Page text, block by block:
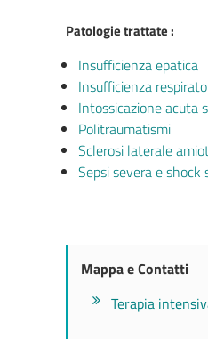
Patologie trattate :
Insufficienza epatica
Insufficienza
Intossicazione acuta
Politraumatismi
Sclerosi laterale
Sepsi severa e shock
Mappa e Contatti
Terapia